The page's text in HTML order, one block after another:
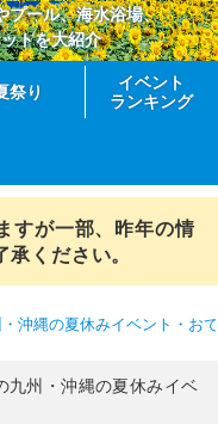
プール、海水浴場、
トを大紹介
祭り
イベント
ランキング
すが一部、昨年の情
ください。
沖縄の夏休みイベント・お
州・沖縄の夏休みイベ